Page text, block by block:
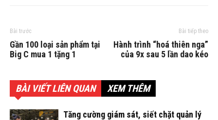
Bài trước
Gần 100 loại sản phẩm tại
Big C mua 1 tặng 1
Bài tiếp theo
Hành trình “hoá thiên nga”
của 9x sau 5 lần dao kéo
BÀI VIẾT LIÊN QUAN XEM THÊM
Tăng cường giám sát, siết chặt quản lý